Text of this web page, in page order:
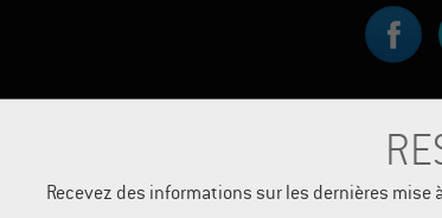
Recevez des informations sur les dernières mise